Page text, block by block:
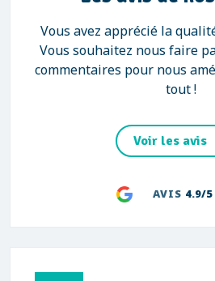
Vous avez apprécié la
Vous souhaitez nous faire
commentaires pour nous
tout !
Voir les avis
AVIS 4.9/5